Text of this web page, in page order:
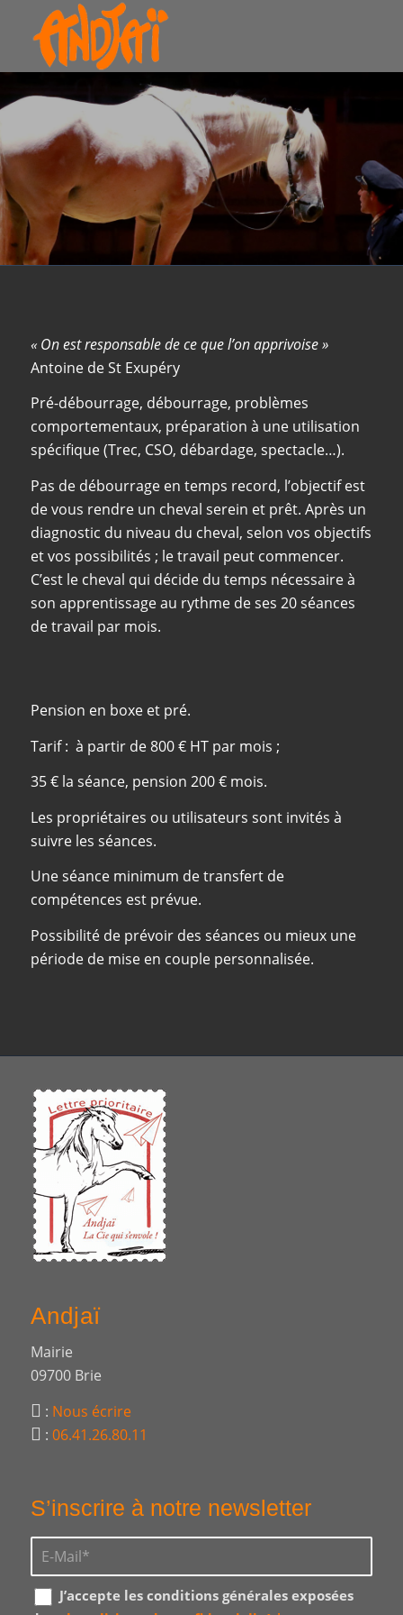
Formation du cheval
« On est responsable de ce que l’on apprivoise »
Antoine de St Exupéry
Pré-débourrage, débourrage, problèmes
comportementaux, préparation à une utilisation
spécifique (Trec, CSO, débardage, spectacle…).
Pas de débourrage en temps record, l’objectif est
de vous rendre un cheval serein et prêt. Après un
diagnostic du niveau du cheval, selon vos objectifs
et vos possibilités ; le travail peut commencer.
C’est le cheval qui décide du temps nécessaire à
son apprentissage au rythme de ses 20 séances
de travail par mois.
Pension en boxe et pré.
Tarif : à partir de 800 € HT par mois ;
35 € la séance, pension 200 € mois.
Les propriétaires ou utilisateurs sont invités à
suivre les séances.
Une séance minimum de transfert de
compétences est prévue.
Possibilité de prévoir des séances ou mieux une
période de mise en couple personnalisée.
Andjaï
Mairie
09700 Brie
: Nous écrire
: 06.41.26.80.11
S’inscrire à notre newsletter
J’accepte les conditions générales exposées